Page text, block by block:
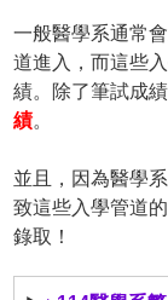
一般醫學系通常
道進入，而這些
績。除了筆試成
績。
並且，因為醫學
致這些入學管道
錄取！